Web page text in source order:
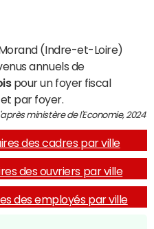
(Indre-et-Loire)
annuels de
pour un foyer fiscal
par foyer.
ministère de l'Economie, 2024
des cadres par ville
des ouvriers par ville
des employés par ville